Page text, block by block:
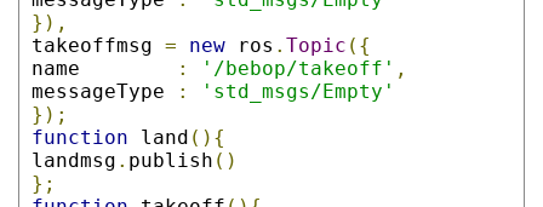
}),
takeoffmsg = new ros . Topic ({
name
: '/bebop/takeoff' ,
messageType
:
'std_msgs/Empty'
});
function land (){
landmsg . publish ()
};